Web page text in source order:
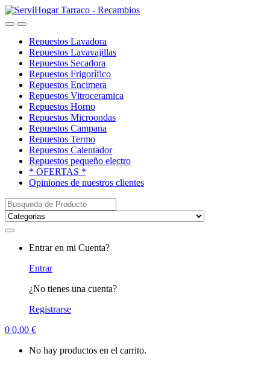
Saltar
a
saltar
al
OpenClose
Repuestos Lavadora
Repuestos Lavavajillas
Repuestos Secadora
Repuestos Frigorífico
Repuestos Encimera
Repuestos Vitroceramica
Repuestos Horno
Repuestos Microondas
Repuestos Campana
Repuestos Termo
Repuestos Calentador
Repuestos pequeño electro
* OFERTAS *
Opiniones de nuestros clientes
Buscar:
Entrar en mi Cuenta?
Entrar
¿No tienes una cuenta?
Registrarse
0 0,00 €
No hay productos en el carrito.